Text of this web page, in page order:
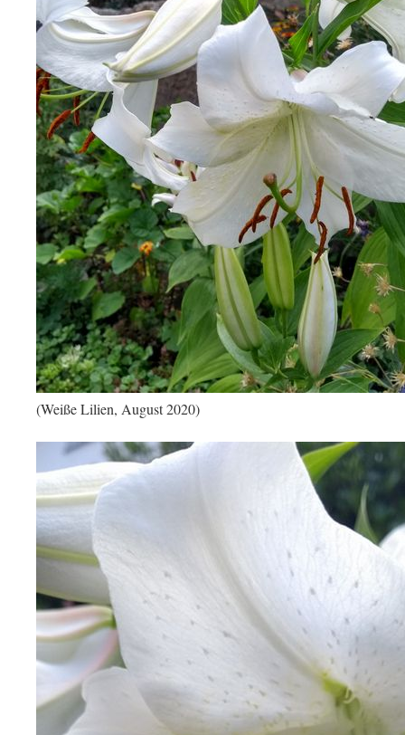
(Weiße Lilien, August 2020)